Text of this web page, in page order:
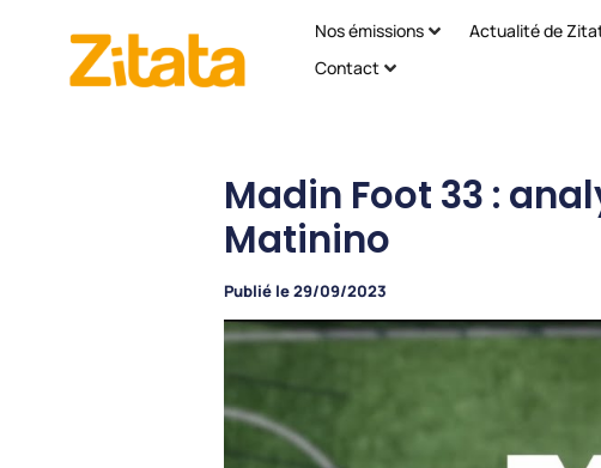
Nos émissions Actualité de
Contact
Madin Foot 33 :
Matinino
Publié le29/09/2023